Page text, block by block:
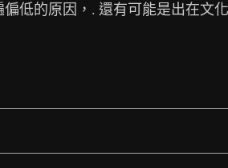
低的原因，. 還有可能是出在文